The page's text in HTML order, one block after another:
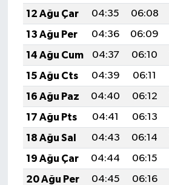
12 Ağu Çar
04:35 06:08
13 Ağu Per
04:36 06:09
14 Ağu Cum
04:37 06:10
15 Ağu Cts
04:39 06:11
16 Ağu Paz
04:40 06:12
17 Ağu Pts
04:41 06:13
18 Ağu Sal
04:43 06:14
19 Ağu Çar
04:44 06:15
20 Ağu Per
04:45 06:16